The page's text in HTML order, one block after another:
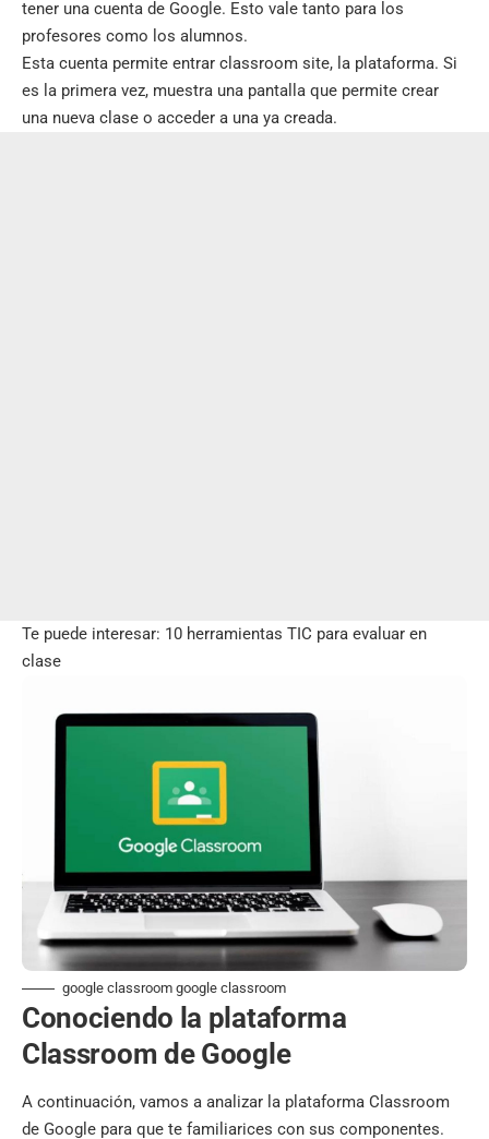
tener una cuenta de Google. Esto vale tanto para los
profesores como los alumnos.
Esta cuenta permite entrar classroom site, la plataforma. Si
es la primera vez, muestra una pantalla que permite crear
una nueva clase o acceder a una ya creada.
Te puede interesar: 10 herramientas TIC para evaluar en
clase
google classroom google classroom
Conociendo la plataforma
Classroom de Google
A continuación, vamos a analizar la plataforma Classroom
de Google para que te familiarices con sus componentes.